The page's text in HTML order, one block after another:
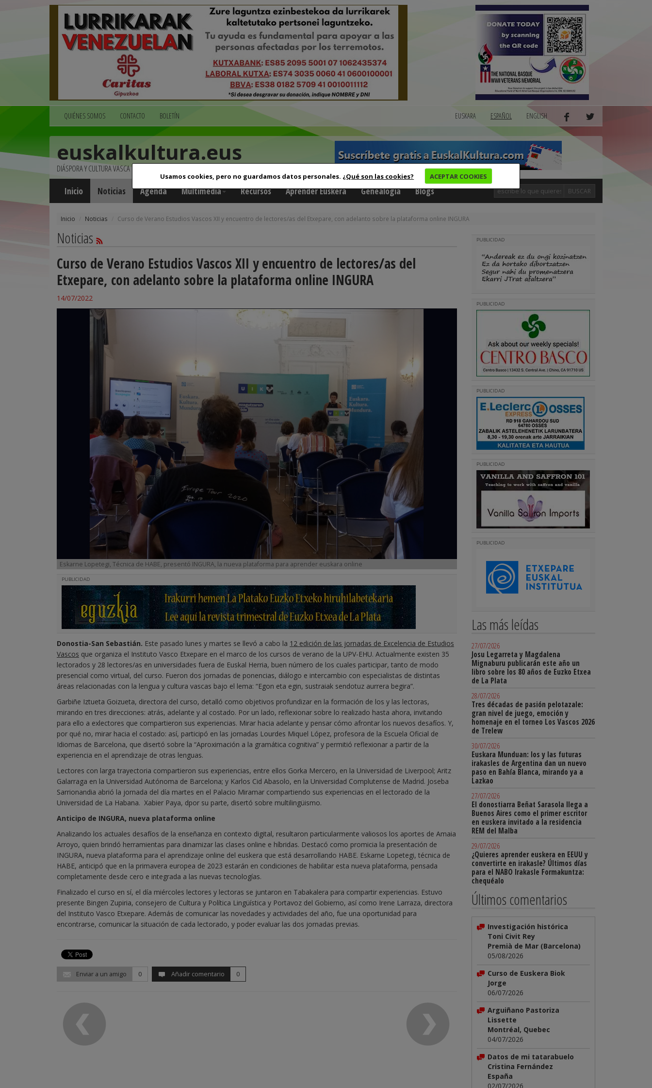
Usamos cookies, pero no guardamos datos personales. ¿Qué son las cookies? ACEPTAR COOKIES
QUIÉNES SOMOS CONTACTO BOLETÍN EUSKARA ESPAÑOL ENGLISH
euskalkultura.eus
DIÁSPORA Y CULTURA VASCA
Inicio Noticias Agenda Multimedia Recursos Aprender Euskera Genealogía Blogs BUSCAR
Inicio Noticias Curso de Verano Estudios Vascos XII y encuentro de lectores/as del Etxepare, con adelanto sobre la plataforma online INGURA
Noticias
Curso de Verano Estudios Vascos XII y encuentro de lectores/as del
Etxepare, con adelanto sobre la plataforma online INGURA
14/07/2022
Eskarne Lopetegi, Técnica de HABE, presentó INGURA, la nueva plataforma para aprender euskara online
PUBLICIDAD
Donostia-San Sebastián. Este pasado lunes y martes se llevó a cabo la 12 edición de las jornadas de Excelencia de Estudios
Vascos que organiza el Instituto Vasco Etxepare en el marco de los cursos de verano de la UPV-EHU. Actualmente existen 35
lectorados y 28 lectores/as en universidades fuera de Euskal Herria, buen número de los cuales participar, tanto de modo
presencial como virtual, del curso. Fueron dos jornadas de ponencias, diálogo e intercambio con especialistas de distintas
áreas relacionadas con la lengua y cultura vascas bajo el lema: “Egon eta egin, sustraiak sendotuz aurrera begira”.
Garbiñe Iztueta Goizueta, directora del curso, detalló como objetivos profundizar en la formación de los y las lectoras,
mirando en tres direcciones: atrás, adelante y al costado. Por un lado, reflexionar sobre lo realizado hasta ahora, invitando
para ello a exlectores que compartieron sus experiencias. Mirar hacia adelante y pensar cómo afrontar los nuevos desafíos. Y,
por qué no, mirar hacia el costado: así, participó en las jornadas Lourdes Miquel López, profesora de la Escuela Oficial de
Idiomas de Barcelona, que disertó sobre la “Aproximación a la gramática cognitiva” y permitió reflexionar a partir de la
experiencia en el aprendizaje de otras lenguas.
Lectores con larga trayectoria compartieron sus experiencias, entre ellos Gorka Mercero, en la Universidad de Liverpool; Aritz
Galarraga en la Universidad Autónoma de Barcelona; y Karlos Cid Abasolo, en la Universidad Complutense de Madrid. Joseba
Sarrionandia abrió la jornada del día martes en el Palacio Miramar compartiendo sus experiencias en el lectorado de la
Universidad de La Habana. Xabier Paya, dpor su parte, disertó sobre multilingüismo.
Anticipo de INGURA, nueva plataforma online
Analizando los actuales desafíos de la enseñanza en contexto digital, resultaron particularmente valiosos los aportes de Amaia
Arroyo, quien brindó herramientas para dinamizar las clases online e híbridas. Destacó como promicia la presentación de
INGURA, nueva plataforma para el aprendizaje online del euskera que está desarrollando HABE. Eskarne Lopetegi, técnica de
HABE, anticipó que en la primavera europea de 2023 estarán en condiciones de habilitar esta nueva plataforma, pensada
completamente desde cero e integrada a las nuevas tecnologías.
Finalizado el curso en sí, el día miércoles lectores y lectoras se juntaron en Tabakalera para compartir experiencias. Estuvo
presente Bingen Zupiria, consejero de Cultura y Política Lingüística y Portavoz del Gobierno, así como Irene Larraza, directora
del Instituto Vasco Etxepare. Además de comunicar las novedades y actividades del año, fue una oportunidad para
encontrarse, comunicar la situación de cada lectorado, y poder evaluar las dos jornadas previas.
Enviar a un amigo 0 Añadir comentario 0
PUBLICIDAD
PUBLICIDAD
PUBLICIDAD
PUBLICIDAD
PUBLICIDAD
Las más leídas
27/07/2026
Josu Legarreta y Magdalena
Mignaburu publicarán este año un
libro sobre los 80 años de Euzko Etxea
de La Plata
28/07/2026
Tres décadas de pasión pelotazale:
gran nivel de juego, emoción y
homenaje en el torneo Los Vascos 2026
de Trelew
30/07/2026
Euskara Munduan: los y las futuras
irakasles de Argentina dan un nuevo
paso en Bahía Blanca, mirando ya a
Lazkao
27/07/2026
El donostiarra Beñat Sarasola llega a
Buenos Aires como el primer escritor
en euskera invitado a la residencia
REM del Malba
29/07/2026
¿Quieres aprender euskera en EEUU y
convertirte en irakasle? Últimos días
para el NABO Irakasle Formakuntza:
chequéalo
Últimos comentarios
Investigación histórica
Toni Civit Rey
Premià de Mar (Barcelona)
05/08/2026
Curso de Euskera Biok
Jorge
06/07/2026
Arguiñano Pastoriza
Lissette
Montréal, Quebec
04/07/2026
Datos de mi tatarabuelo
Cristina Fernández
España
02/07/2026